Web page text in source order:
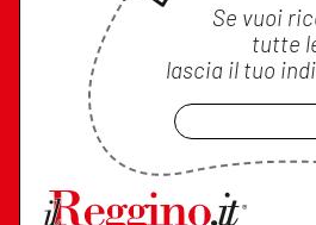
Se vuoi
tutte
lascia il tuo